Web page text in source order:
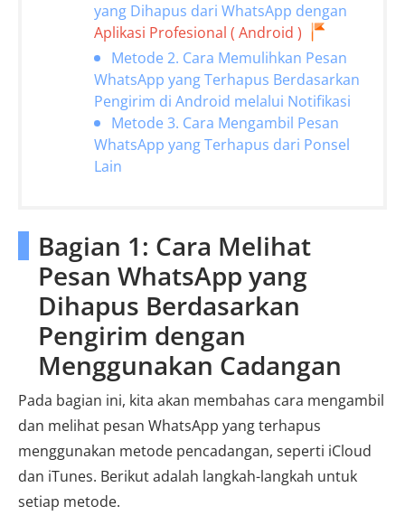
yang Dihapus dari WhatsApp dengan
Aplikasi Profesional ( Android )
Metode 2. Cara Memulihkan Pesan
WhatsApp yang Terhapus Berdasarkan
Pengirim di Android melalui Notifikasi
Metode 3. Cara Mengambil Pesan
WhatsApp yang Terhapus dari Ponsel
Lain
Bagian 1: Cara Melihat
Pesan WhatsApp yang
Dihapus Berdasarkan
Pengirim dengan
Menggunakan Cadangan
Pada bagian ini, kita akan membahas cara mengambil
dan melihat pesan WhatsApp yang terhapus
menggunakan metode pencadangan, seperti iCloud
dan iTunes. Berikut adalah langkah-langkah untuk
setiap metode.